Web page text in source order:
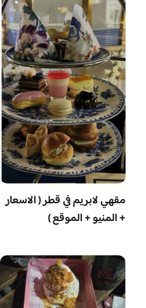
مقهي لابريم في قطر ( الاسعار
+ المنيو + الموقع )